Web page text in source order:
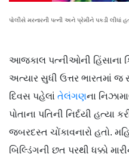
પોલીસે મરનારની પત્ની અને પ્રેમીને પકડી લીધાં
આજકાલ પત્નીઓની હિંસાના
અત્યાર સુધી ઉત્તર ભારતમાં જ
દિવસ પહેલાં તેલંગણના
પોતાના પતિની નિર્દયી હત્યા
જબરદસ્ત ચોંકાવનારો હતો.
બિલ્ડિંગની છત પરથી ધક્કો